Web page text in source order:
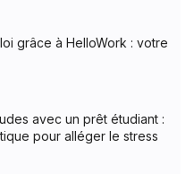
grâce à HelloWork : votre
avec un prêt étudiant :
pour alléger le stress